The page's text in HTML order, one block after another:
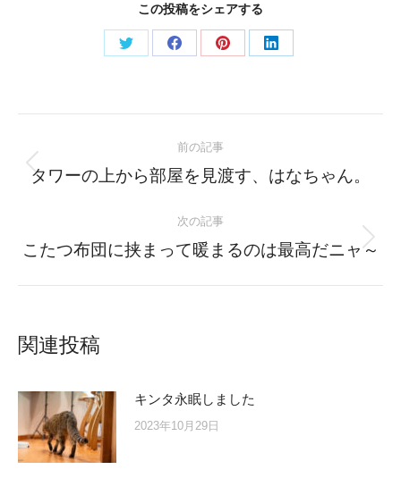
この投稿をシェアする
Share
Share
Share
Share
navigation
前の記事
Previous
タワーの上から部屋を見渡す、はなちゃん。
次の記事
Next
こたつ布団に挟まって暖まるのは最高だニャ～
関連投稿
キンタ永眠しました
2023年10月29日